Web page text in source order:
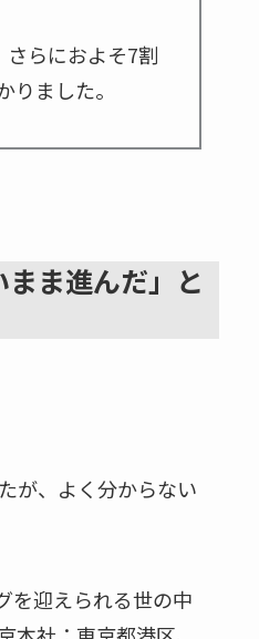
らにおよそ7割
ました。
ま進んだ」と
が、よく分からない
を迎えられる世の中